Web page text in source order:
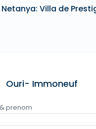
Villa de
Ouri- Immoneuf
prenom